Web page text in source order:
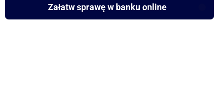
Załatw sprawę w banku online